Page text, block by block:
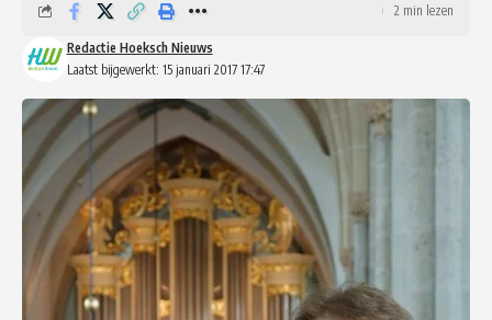
Laatst bijgewerkt: 15 januari 2017 17:47
Redactie Hoeksch Nieuws
2 min lezen